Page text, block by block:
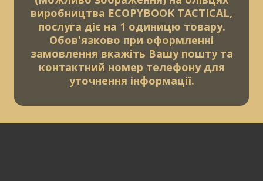
виробництва ECOPYBOOK TACTICAL,
послуга діє на 1 одиницю товару.
Обов'язково при оформленні
замовлення вкажіть Вашу пошту та
контактний номер телефону для
уточнення інформації.